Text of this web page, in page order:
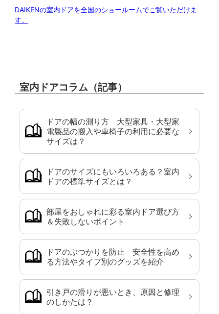
DAIKENの室内ドアを全国のショールームでご覧いただけま
す。
室内ドアコラム（記事）
ドアの幅の測り方 大型家具・大型家
電製品の搬入や車椅子の利用に必要な
サイズは？
ドアのサイズにもいろいろある？室内
ドアの標準サイズとは？
部屋をおしゃれに彩る室内ドア選び方
＆失敗しないポイント
ドアのぶつかりを防止 安全性を高め
る方法やタイプ別のグッズを紹介
引き戸の滑りが悪いとき、原因と修理
のしかたは？